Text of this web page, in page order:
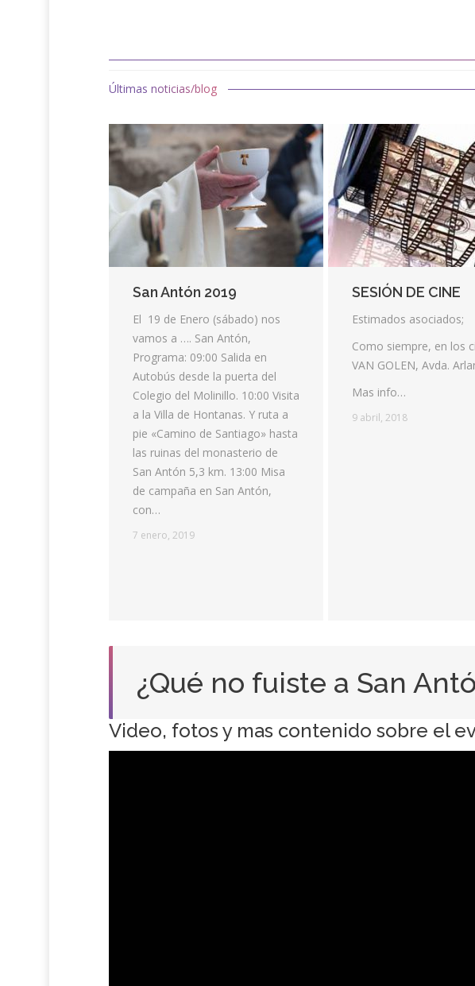
Últimas noticias/blog
San Antón 2019
El 19 de Enero (sábado) nos
vamos a …. San Antón,
Programa: 09:00 Salida en
Autobús desde la puerta del
Colegio del Molinillo. 10:00 Visita
a la Villa de Hontanas. Y ruta a
pie «Camino de Santiago» hasta
las ruinas del monasterio de
San Antón 5,3 km. 13:00 Misa
de campaña en San Antón,
con…
7 enero, 2019
SESIÓN DE CINE
Estimados asociados;
Como siempre, en los
VAN GOLEN, Avda.
Mas info…
9 abril, 2018
¿Qué no fuiste a San
Video, fotos y mas contenido sobre el